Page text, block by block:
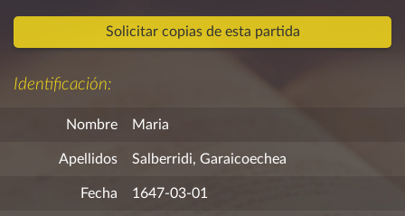
Solicitar copias de esta partida
Identificación:
Nombre Maria
Apellidos Salberridi, Garaicoechea
Fecha 1647-03-01